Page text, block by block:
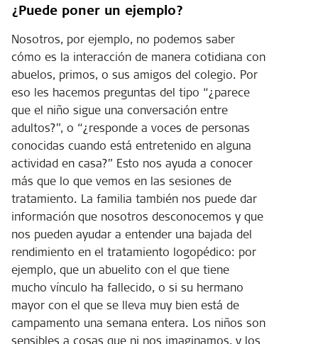
¿Puede poner un ejemplo?
Nosotros, por ejemplo, no podemos saber
cómo es la interacción de manera cotidiana con
abuelos, primos, o sus amigos del colegio. Por
eso les hacemos preguntas del tipo “¿parece
que el niño sigue una conversación entre
adultos?”, o “¿responde a voces de personas
conocidas cuando está entretenido en alguna
actividad en casa?” Esto nos ayuda a conocer
más que lo que vemos en las sesiones de
tratamiento. La familia también nos puede dar
información que nosotros desconocemos y que
nos pueden ayudar a entender una bajada del
rendimiento en el tratamiento logopédico: por
ejemplo, que un abuelito con el que tiene
mucho vínculo ha fallecido, o si su hermano
mayor con el que se lleva muy bien está de
campamento una semana entera. Los niños son
sensibles a cosas que ni nos imaginamos, y los